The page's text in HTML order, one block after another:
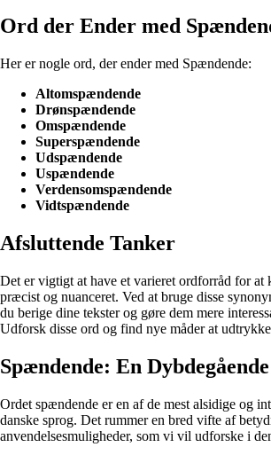
Ord der Ender med
Her er nogle ord, der ender med Spændende:
Altomspændende
Drønspændende
Omspændende
Superspændende
Udspændende
Uspændende
Verdensomspændende
Vidtspændende
Afsluttende Tanker
Det er vigtigt at have et varieret ordforråd for at
præcist og nuanceret. Ved at bruge disse
du berige dine tekster og gøre dem mere
Udforsk disse ord og find nye måder at
Spændende: En
Ordet spændende er en af de mest alsidige og
danske sprog. Det rummer en bred vifte af
anvendelsesmuligheder, som vi vil udforske i